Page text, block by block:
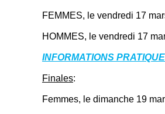
FEMMES, le vendredi 17
HOMMES, le vendredi 17
INFORMATIONS
Finales:
Femmes, le dimanche 19